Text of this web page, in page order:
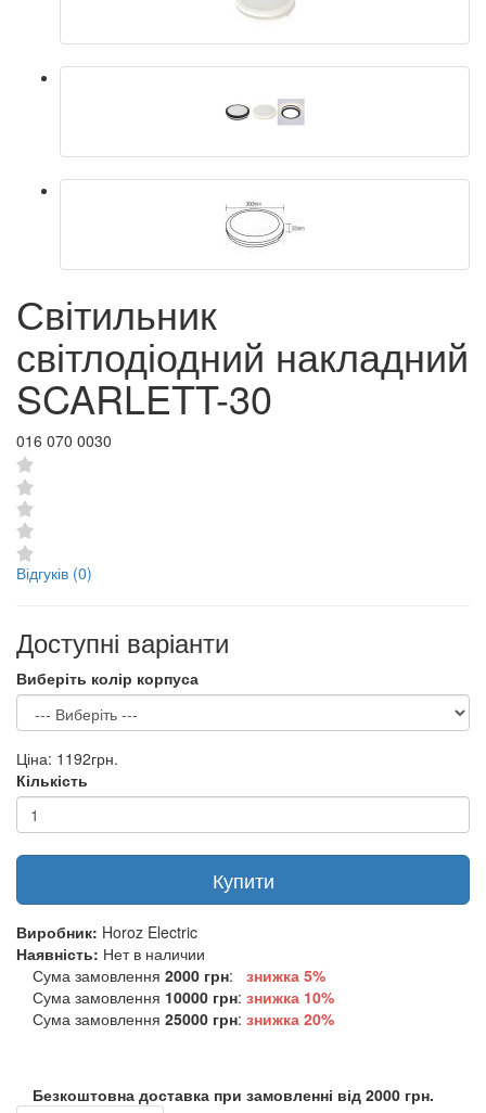
Світильник
світлодіодний накладний
SCARLETT-30
016 070 0030
Відгуків (0)
Доступні варіанти
Виберіть колір корпуса
Ціна: 1192грн.
Кількість
Купити
Виробник: Horoz Electric
Наявність: Нет в наличии
Сума замовлення 2000 грн:
знижка 5%
Сума замовлення 10000 грн: знижка 10%
Сума замовлення 25000 грн: знижка 20%
Безкоштовна доставка при замовленні від 2000 грн.